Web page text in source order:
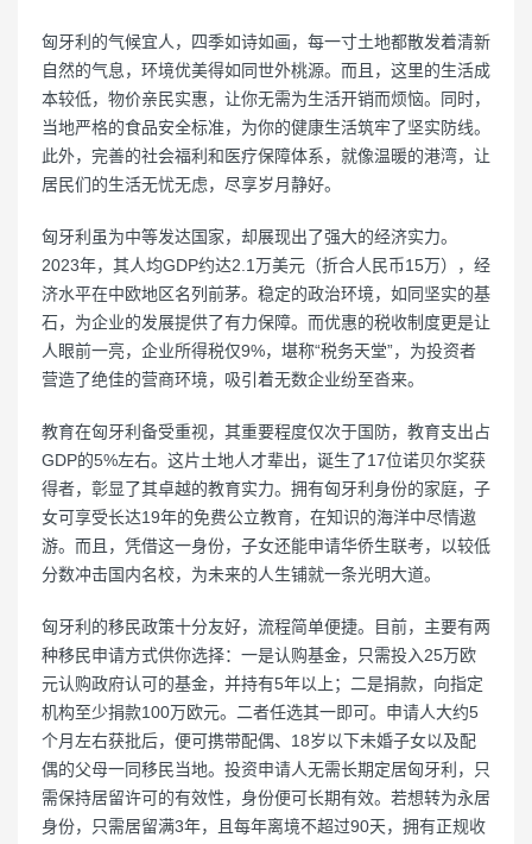
匈牙利的气候宜人，四季如诗如画，每一寸土地都散发着清新
自然的气息，环境优美得如同世外桃源。而且，这里的生活成
本较低，物价亲民实惠，让你无需为生活开销而烦恼。同时，
当地严格的食品安全标准，为你的健康生活筑牢了坚实防线。
此外，完善的社会福利和医疗保障体系，就像温暖的港湾，让
居民们的生活无忧无虑，尽享岁月静好。
匈牙利虽为中等发达国家，却展现出了强大的经济实力。
2023年，其人均GDP约达2.1万美元（折合人民币15万），经
济水平在中欧地区名列前茅。稳定的政治环境，如同坚实的基
石，为企业的发展提供了有力保障。而优惠的税收制度更是让
人眼前一亮，企业所得税仅9%，堪称“税务天堂”，为投资者
营造了绝佳的营商环境，吸引着无数企业纷至沓来。
教育在匈牙利备受重视，其重要程度仅次于国防，教育支出占
GDP的5%左右。这片土地人才辈出，诞生了17位诺贝尔奖获
得者，彰显了其卓越的教育实力。拥有匈牙利身份的家庭，子
女可享受长达19年的免费公立教育，在知识的海洋中尽情遨
游。而且，凭借这一身份，子女还能申请华侨生联考，以较低
分数冲击国内名校，为未来的人生铺就一条光明大道。
匈牙利的移民政策十分友好，流程简单便捷。目前，主要有两
种移民申请方式供你选择：一是认购基金，只需投入25万欧
元认购政府认可的基金，并持有5年以上；二是捐款，向指定
机构至少捐款100万欧元。二者任选其一即可。申请人大约5
个月左右获批后，便可携带配偶、18岁以下未婚子女以及配
偶的父母一同移民当地。投资申请人无需长期定居匈牙利，只
需保持居留许可的有效性，身份便可长期有效。若想转为永居
身份，只需居留满3年，且每年离境不超过90天，拥有正规收